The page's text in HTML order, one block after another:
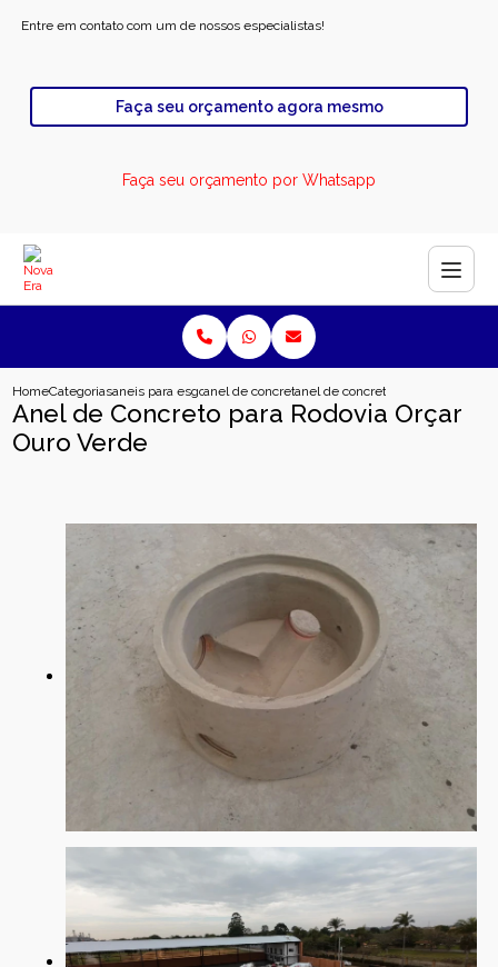
Entre em contato com um de nossos especialistas!
Faça seu orçamento agora mesmo
Faça seu orçamento por Whatsapp
HomeCategoriasaneis para esgotoanel de concreto para poco de visita
anel de concreto para rodovia
Anel de Concreto para Rodovia Orçar
Ouro Verde